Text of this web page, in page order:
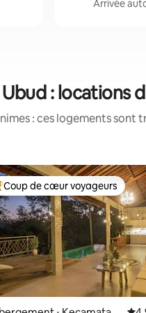
Arrivée
Ubud : locations
: ces logements
de cœur voyageurs les
Coup de cœur voyageurs